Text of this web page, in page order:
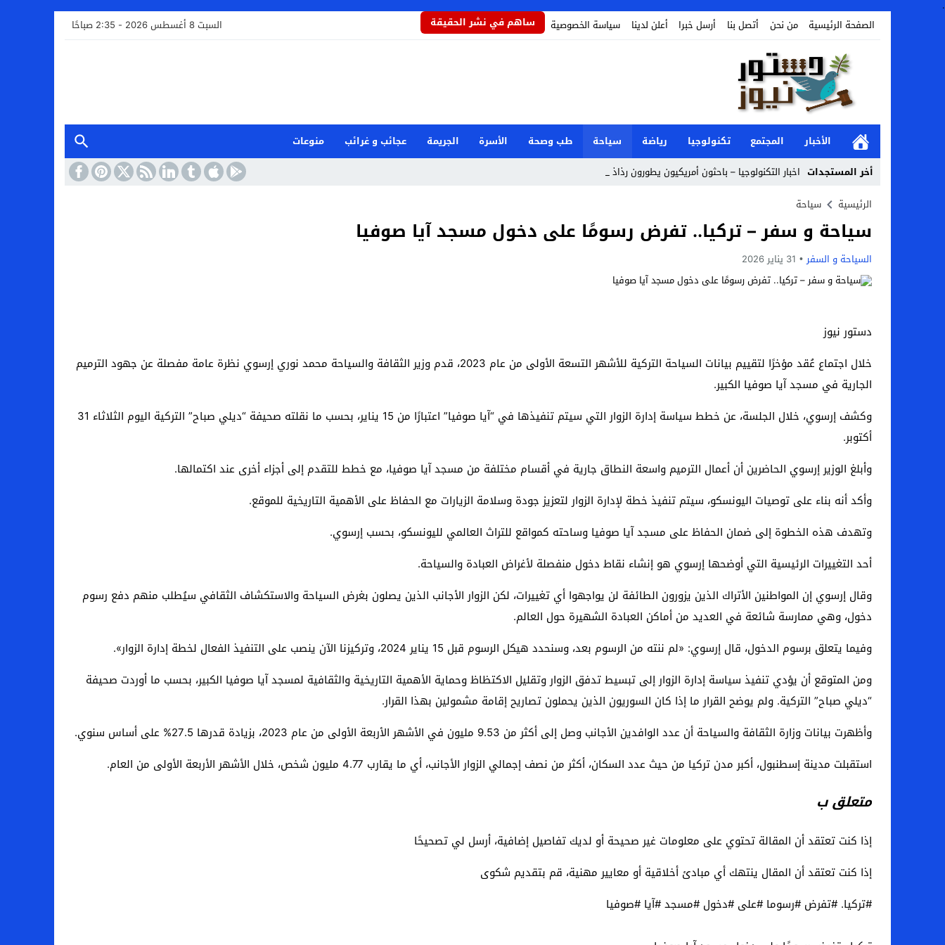
.
الصفحة الرئيسية
من نحن أتصل بنا أرسل خبرا أعلن لدينا سياسة الخصوصية ساهم في نشر الحقيقة السبت 8 أغسطس 2026 - 2:35 صباحًا
الأخبار المجتمع تكنولوجيا رياضة سياحة طب وصحة الأسرة الجريمة عجائب و غرائب
منوعات
أخر المستجدات اخبار التكنولوجيا – باحثون أمريكيون يطورون رذاذاً يح_
Stop
Previous
Next
الرئيسية سياحة
سياحة و سفر – تركيا.. تفرض رسومًا على دخول مسجد آيا صوفيا
السياحة و السفر 31 يناير 2026
دستور نيوز
خلال اجتماع عُقد مؤخرًا لتقييم بيانات السياحة التركية للأشهر التسعة الأولى من عام 2023، قدم وزير الثقافة والسياحة محمد نوري إرسوي نظرة عامة مفصلة عن جهود الترميم
الجارية في مسجد آيا صوفيا الكبير.
وكشف إرسوي، خلال الجلسة، عن خطط سياسة إدارة الزوار التي سيتم تنفيذها في “آيا صوفيا” اعتبارًا من 15 يناير، بحسب ما نقلته صحيفة “ديلي صباح” التركية اليوم الثلاثاء 31
أكتوبر.
وأبلغ الوزير إرسوي الحاضرين أن أعمال الترميم واسعة النطاق جارية في أقسام مختلفة من مسجد آيا صوفيا، مع خطط للتقدم إلى أجزاء أخرى عند اكتمالها.
وأكد أنه بناء على توصيات اليونسكو، سيتم تنفيذ خطة لإدارة الزوار لتعزيز جودة وسلامة الزيارات مع الحفاظ على الأهمية التاريخية للموقع.
وتهدف هذه الخطوة إلى ضمان الحفاظ على مسجد آيا صوفيا وساحته كمواقع للتراث العالمي لليونسكو، بحسب إرسوي.
أحد التغييرات الرئيسية التي أوضحها إرسوي هو إنشاء نقاط دخول منفصلة لأغراض العبادة والسياحة.
وقال إرسوي إن المواطنين الأتراك الذين يزورون الطائفة لن يواجهوا أي تغييرات، لكن الزوار الأجانب الذين يصلون بغرض السياحة والاستكشاف الثقافي سيُطلب منهم دفع رسوم
دخول، وهي ممارسة شائعة في العديد من أماكن العبادة الشهيرة حول العالم.
وفيما يتعلق برسوم الدخول، قال إرسوي: «لم ننته من الرسوم بعد، وسنحدد هيكل الرسوم قبل 15 يناير 2024، وتركيزنا الآن ينصب على التنفيذ الفعال لخطة إدارة الزوار».
ومن المتوقع أن يؤدي تنفيذ سياسة إدارة الزوار إلى تبسيط تدفق الزوار وتقليل الاكتظاظ وحماية الأهمية التاريخية والثقافية لمسجد آيا صوفيا الكبير، بحسب ما أوردت صحيفة
“ديلي صباح” التركية. ولم يوضح القرار ما إذا كان السوريون الذين يحملون تصاريح إقامة مشمولين بهذا القرار.
وأظهرت بيانات وزارة الثقافة والسياحة أن عدد الوافدين الأجانب وصل إلى أكثر من 9.53 مليون في الأشهر الأربعة الأولى من عام 2023، بزيادة قدرها 27.5% على أساس سنوي.
استقبلت مدينة إسطنبول، أكبر مدن تركيا من حيث عدد السكان، أكثر من نصف إجمالي الزوار الأجانب، أي ما يقارب 4.77 مليون شخص، خلال الأشهر الأربعة الأولى من العام.
متعلق ب
إذا كنت تعتقد أن المقالة تحتوي على معلومات غير صحيحة أو لديك تفاصيل إضافية، أرسل لي تصحيحًا
إذا كنت تعتقد أن المقال ينتهك أي مبادئ أخلاقية أو معايير مهنية، قم بتقديم شكوى
#تركيا. #تفرض #رسوما #على #دخول #مسجد #آيا #صوفيا